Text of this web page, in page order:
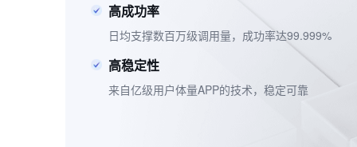
高成功率
日均支撑数百万级调用量，成功率达99.999%
高稳定性
来自亿级用户体量APP的技术，稳定可靠